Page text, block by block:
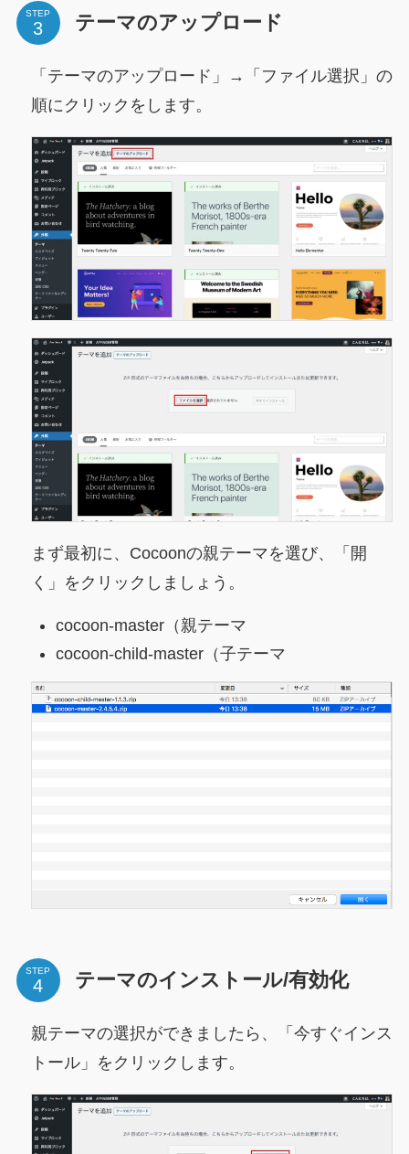
STEP テーマのアップロード
「テーマのアップロード」→「ファイル選択」の
順にクリックをします。
まず最初に、Cocoonの親テーマを選び、「開
く」をクリックしましょう。
cocoon-master（親テーマ
cocoon-child-master（子テーマ
STEP テーマのインストール/有効化
親テーマの選択ができましたら、「今すぐインス
トール」をクリックします。